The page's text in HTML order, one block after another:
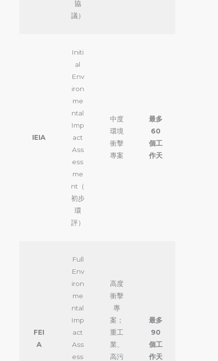
協
議）
IEIA
Initi
al
Env
iron
me
ntal
Imp
act
Ass
ess
me
nt（
初步
環
評）
中度
環境
衝擊
專案
最多
60
個工
作天
FEI
A
Full
Env
iron
me
ntal
Imp
act
Ass
ess
高度
衝擊
專
案；
重工
業、
高污
最多
90
個工
作天